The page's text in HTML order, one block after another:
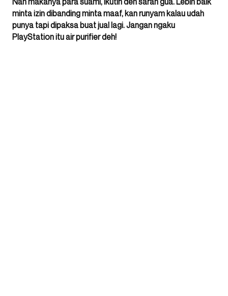
minta izin dibanding minta maaf, kan runyam kalau udah
punya tapi dipaksa buat jual lagi. Jangan ngaku
PlayStation itu air purifier deh!